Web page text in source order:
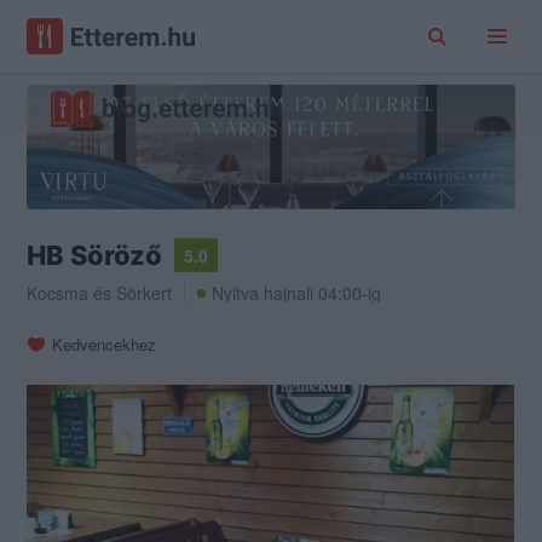
HB Söröző
5.0
Kocsma és Sörkert Nyitva hajnali 04:00-ig
Kedvencekhez